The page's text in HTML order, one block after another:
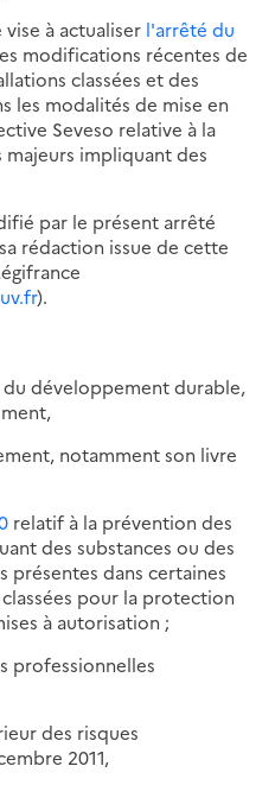
à actualiser l'arrêté du
modifications récentes de
classées et des
les modalités de mise en
Seveso relative à la
impliquant des
par le présent arrêté
rédaction issue de cette
).
développement durable,
notamment son livre
relatif à la prévention des
des substances ou des
présentes dans certaines
pour la protection
à autorisation ;
professionnelles
des risques
2011,